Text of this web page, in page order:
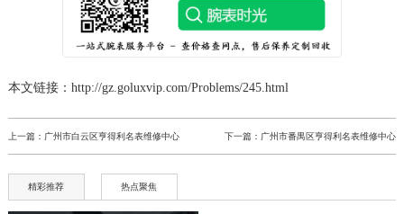
本文链接：http://gz.goluxvip.com/Problems/245.html
上一篇： 广州市白云区亨得利名表维修中心 下一篇： 广州市番禺区亨得利名表维修中心
精彩推荐 热点聚焦